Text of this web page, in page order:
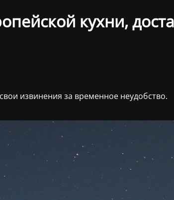
кухни,
извинения за временное неудобство.